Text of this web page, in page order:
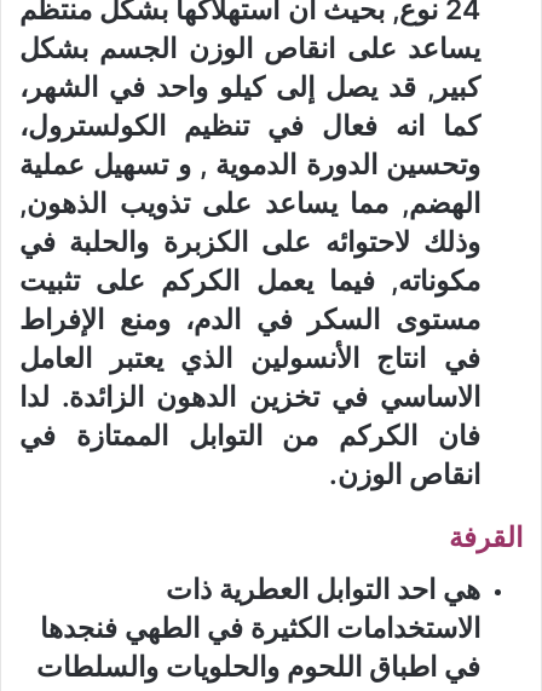
24 نوع, بحيث ان استهلاكها بشكل منتظم
يساعد على انقاص الوزن الجسم بشكل
كبير, قد يصل إلى كيلو واحد في الشهر،
كما انه فعال في تنظيم الكولسترول،
وتحسين الدورة الدموية , و تسهيل عملية
الهضم, مما يساعد على تذويب الذهون,
وذلك لاحتوائه على الكزبرة والحلبة في
مكوناته, فيما يعمل الكركم على تثبيت
مستوى السكر في الدم، ومنع الإفراط
في انتاج الأنسولين الذي يعتبر العامل
الاساسي في تخزين الدهون الزائدة. لدا
فان الكركم من التوابل الممتازة في
انقاص الوزن.
القرفة
هي احد التوابل العطرية ذات
الاستخدامات الكثيرة في الطهي فنجدها
في اطباق اللحوم والحلويات والسلطات